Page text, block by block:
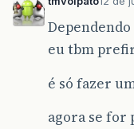
eu tbm
é só fazer
agora se for